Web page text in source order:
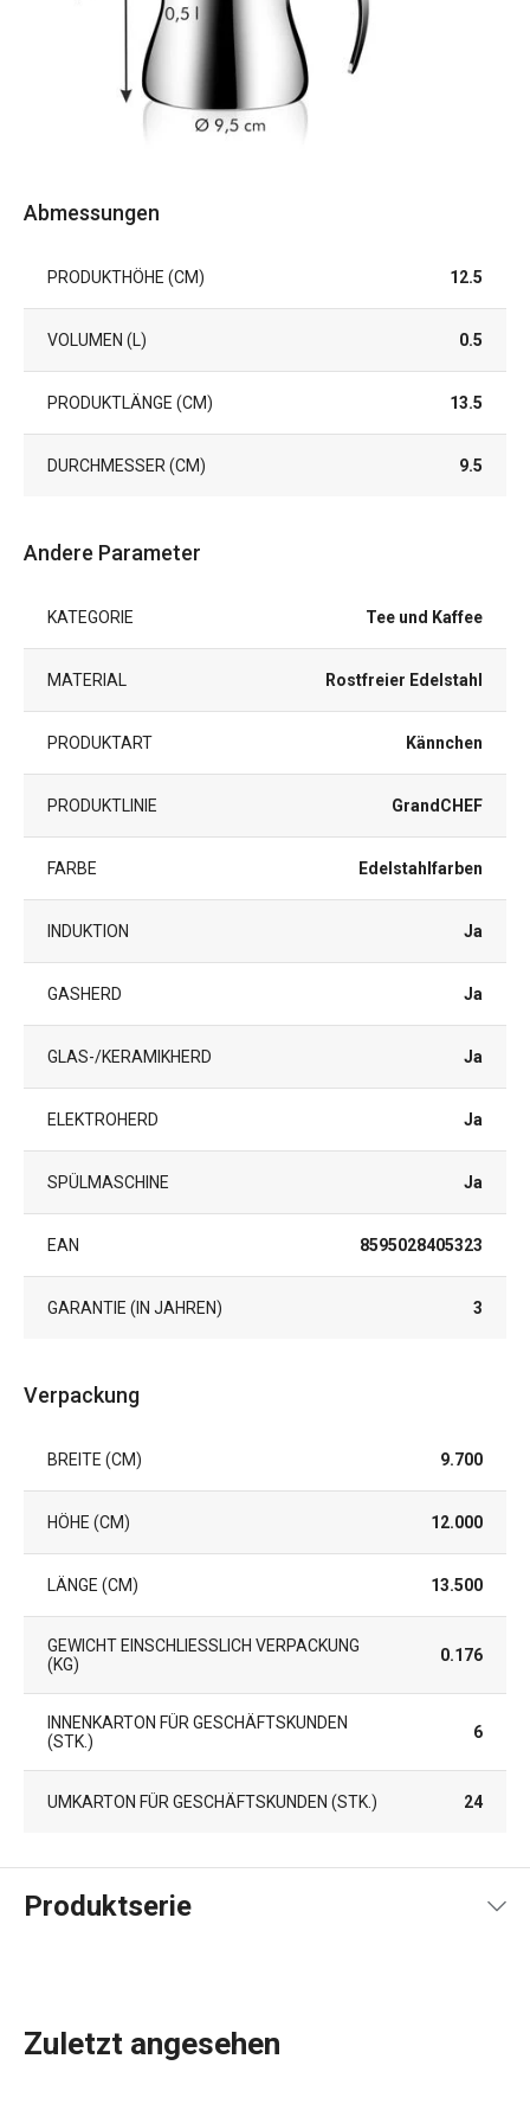
Abmessungen
PRODUKTHÖHE (CM) 12.5
VOLUMEN (L) 0.5
PRODUKTLÄNGE (CM) 13.5
DURCHMESSER (CM) 9.5
Andere Parameter
KATEGORIE Tee und Kaffee
MATERIAL Rostfreier Edelstahl
PRODUKTART Kännchen
PRODUKTLINIE GrandCHEF
FARBE Edelstahlfarben
INDUKTION Ja
GASHERD Ja
GLAS-/KERAMIKHERD Ja
ELEKTROHERD Ja
SPÜLMASCHINE Ja
EAN 8595028405323
GARANTIE (IN JAHREN) 3
Verpackung
BREITE (CM) 9.700
HÖHE (CM) 12.000
LÄNGE (CM) 13.500
GEWICHT EINSCHLIESSLICH VERPACKUNG (
KG)
0.176
INNENKARTON FÜR GESCHÄFTSKUNDEN
(STK.)
6
UMKARTON FÜR GESCHÄFTSKUNDEN (STK.) 24
Produktserie
Zuletzt angesehen